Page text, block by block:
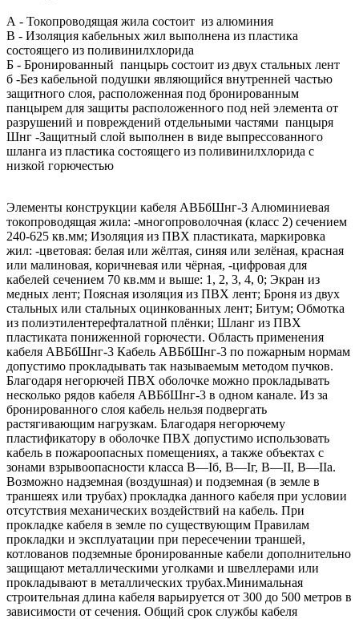
А - Токопроводящая жила состоит из алюминия
В - Изоляция кабельных жил выполнена из пластика
состоящего из поливинилхлорида
Б - Бронированный панцырь состоит из двух стальных лент
б -Без кабельной подушки являющийся внутренней частью
защитного слоя, расположенная под бронированным
панцырем для защиты расположенного под ней элемента от
разрушений и повреждений отдельными частями панцыря
Шнг -Защитный слой выполнен в виде выпрессованного
шланга из пластика состоящего из поливинилхлорида с
низкой горючестью
Элементы конструкции кабеля АВБбШнг-3 Алюминиевая
токопроводящая жила: -многопроволочная (класс 2) сечением
240-625 кв.мм; Изоляция из ПВХ пластиката, маркировка
жил: -цветовая: белая или жёлтая, синяя или зелёная, красная
или малиновая, коричневая или чёрная, -цифровая для
кабелей сечением 70 кв.мм и выше: 1, 2, 3, 4, 0; Экран из
медных лент; Поясная изоляция из ПВХ лент; Броня из двух
стальных или стальных оцинкованных лент; Битум; Обмотка
из полиэтилентерефталатной плёнки; Шланг из ПВХ
пластиката пониженной горючести. Область применения
кабеля АВБбШнг-3 Кабель АВБбШнг-3 по пожарным нормам
допустимо прокладывать так называемым методом пучков.
Благодаря негорючей ПВХ оболочке можно прокладывать
несколько рядов кабеля АВБбШнг-3 в одном канале. Из за
бронированного слоя кабель нельзя подвергать
растягивающим нагрузкам. Благодаря негорючему
пластификатору в оболочке ПВХ допустимо использовать
кабель в пожароопасных помещениях, а также объектах с
зонами взрывоопасности класса B—Iб, B—Iг, В—II, В—IIа.
Возможно надземная (воздушная) и подземная (в земле в
траншеях или трубах) прокладка данного кабеля при условии
отсутствия механических воздействий на кабель. При
прокладке кабеля в земле по существующим Правилам
прокладки и эксплуатации при пересечении траншей,
котлованов подземные бронированные кабели дополнительно
защищают металлическими уголками и швеллерами или
прокладывают в металлических трубах.Минимальная
строительная длина кабеля варьируется от 300 до 500 метров в
зависимости от сечения. Общий срок службы кабеля